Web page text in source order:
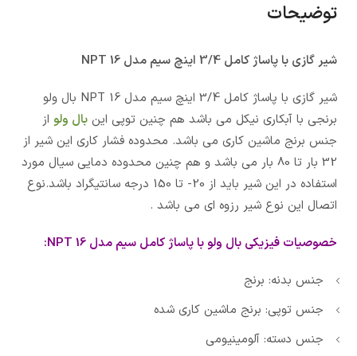
توضیحات
شیر گازی با پاساژ کامل 3/4 اینچ سیم مدل 16 NPT
شیر گازی با پاساژ کامل 3/4 اینچ سیم مدل 16 NPT بال ولو
برنجی با آبکاری نیکل می باشد هم چنین توپی این بال ولو از
جنس برنج ماشین کاری می باشد. محدوده فشار کاری این شیر از
32 بار تا 80 بار می باشد و هم چنین محدوده دمایی سیال مورد
استفاده در این شیر باید از 20- تا 150 درجه سانتیگراد باشد.نوع
اتصال این نوع شیر رزوه ای می باشد .
خصوصیات فیزیکی بال ولو با پاساژ کامل سیم مدل 16 NPT:
جنس بدنه: برنج
جنس توپی: برنج ماشین کاری شده
جنس دسته: آلومینیومی